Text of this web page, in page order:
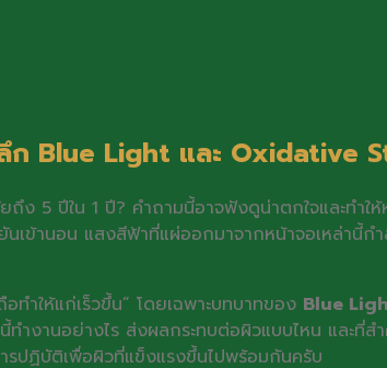
ก Blue Light และ Oxidative
ง 5 ปีใน 1 ปี? คำถามนี้อาจฟังดูน่าตกใจและทำใ
านอน แสงสีฟ้าที่แผ่ออกมาจากหน้าจอเหล่านี้กำ
ำให้แก่เร็วขึ้น” โดยเฉพาะบทบาทของ Blue
ทำงานอย่างไร ส่งผลกระทบต่อผิวแบบไหน และ
รปฏิบัติเพื่อผิวที่แข็งแรงขึ้นไปพร้อมกันครับ